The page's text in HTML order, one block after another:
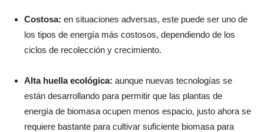
Costosa: en situaciones adversas, este puede ser uno de
los tipos de energía más costosos, dependiendo de los
ciclos de recolección y crecimiento.
Alta huella ecológica: aunque nuevas tecnologías se
están desarrollando para permitir que las plantas de
energía de biomasa ocupen menos espacio, justo ahora se
requiere bastante para cultivar suficiente biomasa para